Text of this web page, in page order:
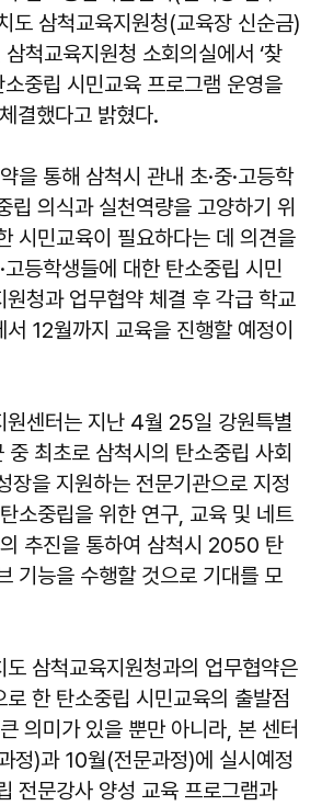
도 삼척교육지원청(교육장 신순금)
척교육지원청 소회의실에서 ‘찾
소중립 시민교육 프로그램 운영을
결했다고 밝혔다.
을 통해 삼척시 관내 초·중·고등학
립 의식과 실천역량을 고양하기 위
시민교육이 필요하다는 데 의견을
고등학생들에 대한 탄소중립 시민
원청과 업무협약 체결 후 각급 학교
12월까지 교육을 진행할 예정이
원센터는 지난 4월 25일 강원특별
중 최초로 삼척시의 탄소중립 사회
장을 지원하는 전문기관으로 지정
소중립을 위한 연구, 교육 및 네트
추진을 통하여 삼척시 2050 탄
기능을 수행할 것으로 기대를 모
도 삼척교육지원청과의 업무협약은
한 탄소중립 시민교육의 출발점
의미가 있을 뿐만 아니라, 본 센터
정)과 10월(전문과정)에 실시예정
전문강사 양성 교육 프로그램과